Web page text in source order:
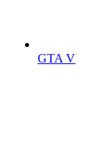
GTA V